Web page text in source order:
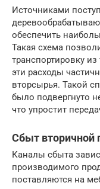
Источниками
обеспечить
Такая схема
транспортировку
эти расходы
вторсырья. Такой
было подвергнуто
что упростит
Сбыт вторичной
Каналы сбыта
производимого
поставляются на